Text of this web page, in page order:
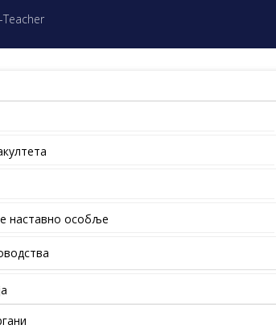
Teacher
наставно особље